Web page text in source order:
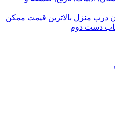
درب منزل بالاترین قیمت ممکن
دست دوم